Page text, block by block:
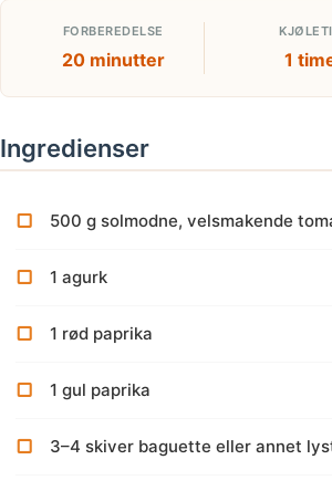
FORBEREDELSE
20 minutter 1
Ingredienser
500 g solmodne, velsmakende
1 agurk
1 rød paprika
1 gul paprika
3–4 skiver baguette eller annet